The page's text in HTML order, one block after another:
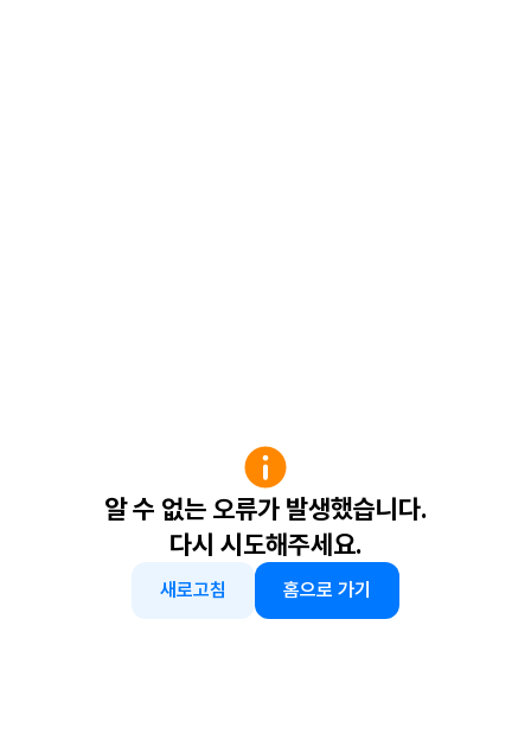
알 수 없는 오류가 발생했습니다.
다시 시도해주세요.
새로고침 홈으로 가기